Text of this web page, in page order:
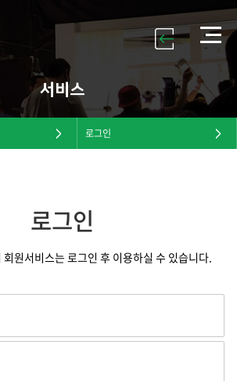
서비스
로그인
로그인
원서비스는 로그인 후 이용하실 수 있습니다.